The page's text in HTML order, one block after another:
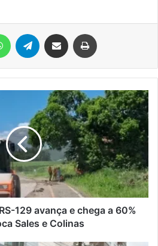
WhatsAppTelegram Compartilhar via e-mail
129 avança e chega a 60%
Sales e Colinas